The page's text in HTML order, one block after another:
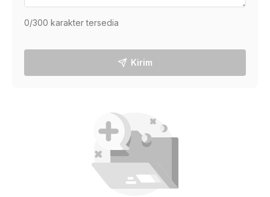
0/300 karakter tersedia
Kirim